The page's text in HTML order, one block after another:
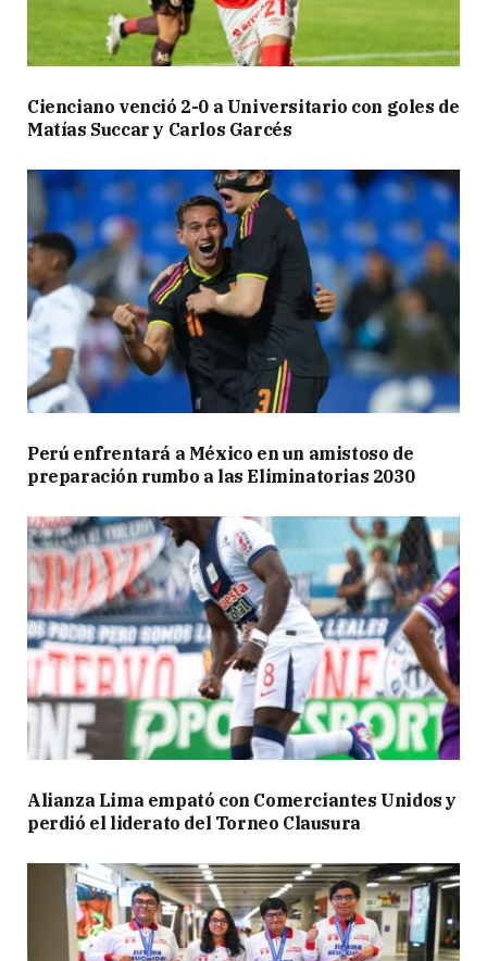
Cienciano venció 2-0 a Universitario con goles de
Matías Succar y Carlos Garcés
Perú enfrentará a México en un amistoso de
preparación rumbo a las Eliminatorias 2030
Alianza Lima empató con Comerciantes Unidos y
perdió el liderato del Torneo Clausura